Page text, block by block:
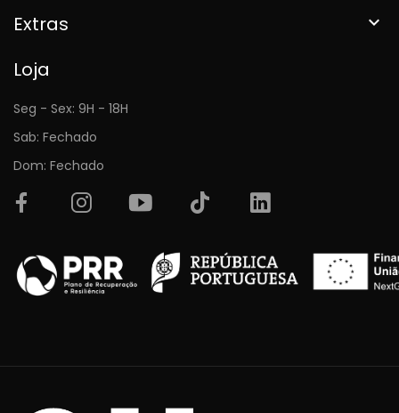
Extras 
Loja
Seg - Sex: 9H - 18H
Sab: Fechado
Dom: Fechado